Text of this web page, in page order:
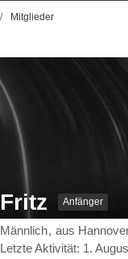
Mitglieder
Fritz Anfänger
Männlich aus
Letzte Aktivität: 1.